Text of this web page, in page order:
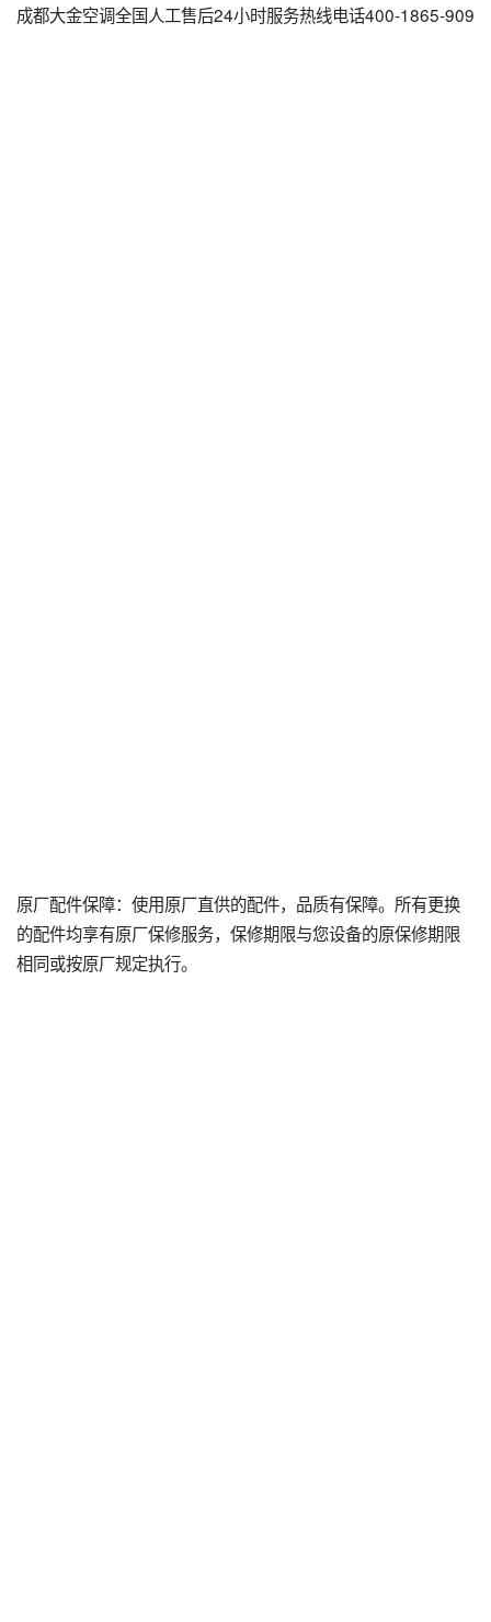
成都大金空调全国人工售后24小时服务热线电话400-1865-909
原厂配件保障：使用原厂直供的配件，品质有保障。所有更换
的配件均享有原厂保修服务，保修期限与您设备的原保修期限
相同或按原厂规定执行。